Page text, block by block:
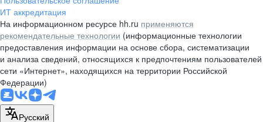
ИТ аккредитация
На информационном ресурсе hh.ru применяются
рекомендательные технологии (информационные технологии
предоставления информации на основе сбора, систематизации
и анализа сведений, относящихся к предпочтениям пользователей
сети «Интернет», находящихся на территории Российской
Федерации)
Русский